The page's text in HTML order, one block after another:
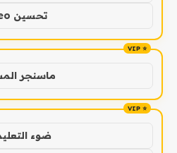
تحسين seo
ماسنجر
ضوء